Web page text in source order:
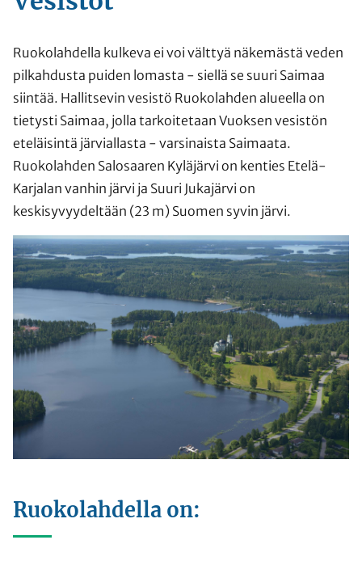
Ruokolahdella kulkeva ei voi välttyä näkemästä veden
pilkahdusta puiden lomasta - siellä se suuri Saimaa
siintää. Hallitsevin vesistö Ruokolahden alueella on
tietysti Saimaa, jolla tarkoitetaan Vuoksen vesistön
eteläisintä järviallasta - varsinaista Saimaata.
Ruokolahden Salosaaren Kyläjärvi on kenties Etelä-
Karjalan vanhin järvi ja Suuri Jukajärvi on
keskisyvyydeltään (23 m) Suomen syvin järvi.
Ruokolahdella on: